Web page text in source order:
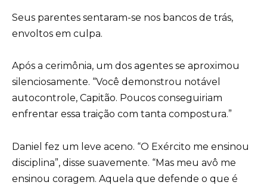
Seus parentes sentaram-se nos bancos de trás,
envoltos em culpa.
Após a cerimônia, um dos agentes se aproximou
silenciosamente. “Você demonstrou notável
autocontrole, Capitão. Poucos conseguiriam
enfrentar essa traição com tanta compostura.”
Daniel fez um leve aceno. “O Exército me ensinou
disciplina”, disse suavemente. “Mas meu avô me
ensinou coragem. Aquela que defende o que é